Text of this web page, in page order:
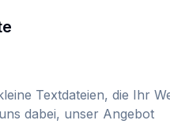
Textdateien, die Ihr
dabei, unser Angebot